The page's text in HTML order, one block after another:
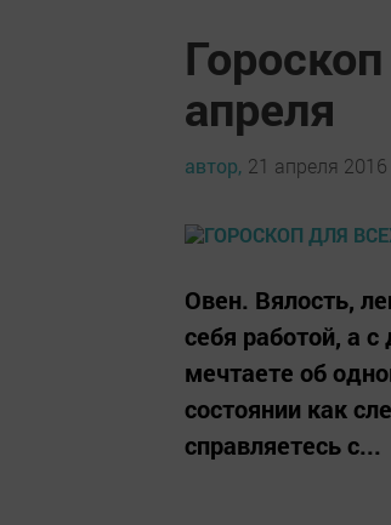
апреля
автор, 21 апреля 2016
Овен. Вялость,
себя работой, а
мечтаете об
состоянии как
справляетесь с...